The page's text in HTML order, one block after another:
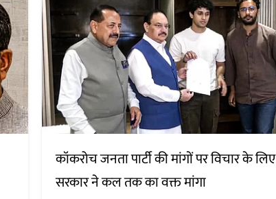
कॉकरोच जनता पार्टी की मांगों पर विचार के लिए
सरकार ने कल तक का वक्त मांगा